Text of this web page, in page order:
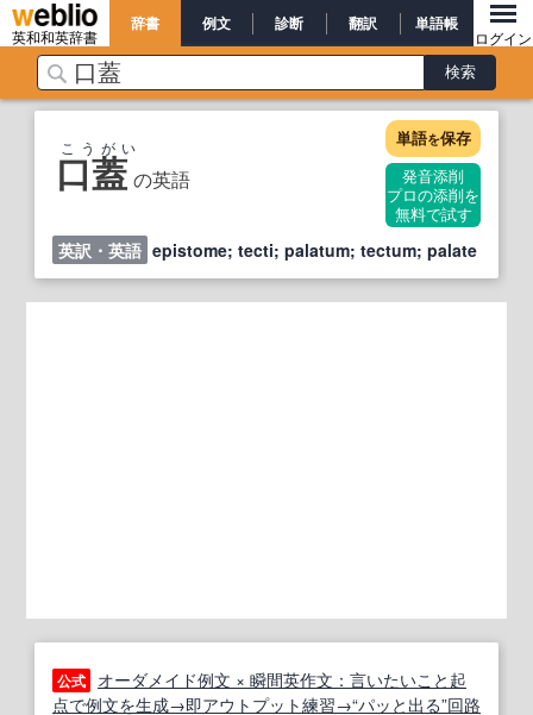
英和和英辞書
辞書 例文 診断 翻訳 単語帳
ログイン
口蓋 の英語
こうがい 単語を保存
発音添削
プロの添削を
無料で試す
英訳・英語 epistome; tecti; palatum; tectum; palate
公式
オーダメイド例文 × 瞬間英作文：言いたいこと起
点で例文を生成→即アウトプット練習→“パッと出る”回路